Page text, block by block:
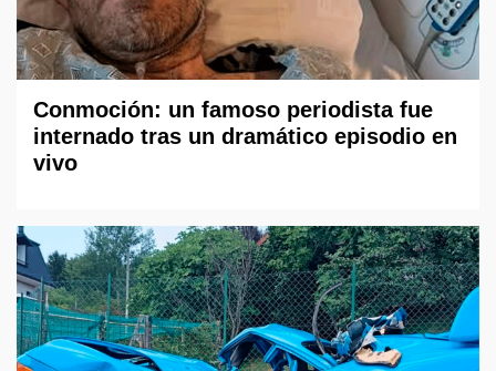
Conmoción: un famoso periodista fue
internado tras un dramático episodio en
vivo